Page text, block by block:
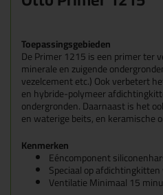
Toepassingsgebieden
De Primer 1215 is een primer ter
minerale en zuigende
vezelcement etc.) Ook verbetert
en hybride-polymeer
ondergronden. Daarnaast is het
en waterige beits, en keramische
Kenmerken
Eéncomponent
Speciaal op
Ventilatie Minimaal 15